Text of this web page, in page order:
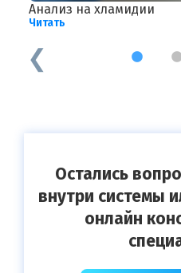
Анализ на хламидии
Читать
1 2
Остались
внутри системы
онлайн